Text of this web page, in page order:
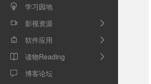
 学习园地
 影视资源
 软件应用
 读物Reading
 博客论坛